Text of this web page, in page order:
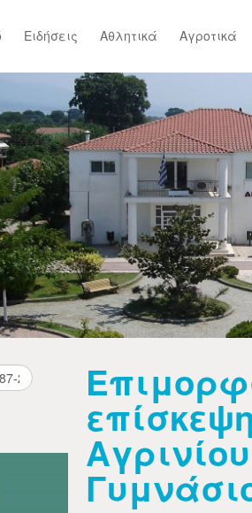
Ειδήσεις Αθλητικά Αγροτικά